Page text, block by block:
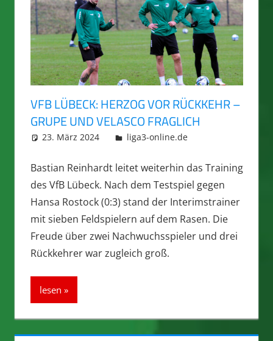
VFB LÜBECK: HERZOG VOR RÜCKKEHR –
GRUPE UND VELASCO FRAGLICH
23. März 2024 integromat
liga3-online.de
Bastian Reinhardt leitet weiterhin das Training
des VfB Lübeck. Nach dem Testspiel gegen
Hansa Rostock (0:3) stand der Interimstrainer
mit sieben Feldspielern auf dem Rasen. Die
Freude über zwei Nachwuchsspieler und drei
Rückkehrer war zugleich groß.
lesen